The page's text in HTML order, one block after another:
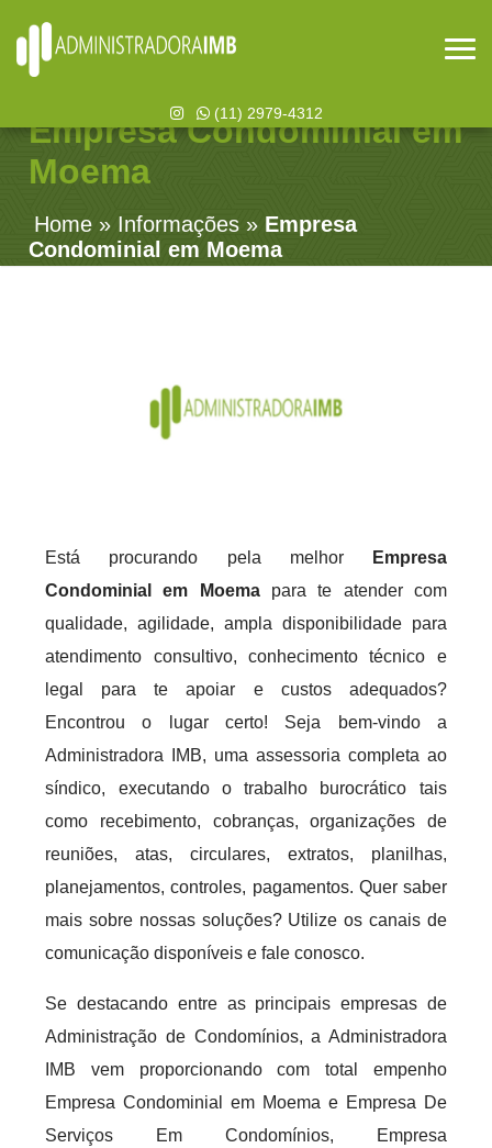
(11) 2979-4312
Empresa Condominial em
Moema
Home » Informações » Empresa
Condominial em Moema
Está procurando pela melhor
Empresa
Condominial em Moemapara te atender com
qualidade, agilidade, ampla disponibilidade para
atendimento consultivo, conhecimento técnico e
legal para te apoiar e custos adequados?
Encontrou o lugar certo! Seja bem-vindo a
Administradora IMB, uma assessoria completa ao
síndico, executando o trabalho burocrático tais
como recebimento, cobranças, organizações de
reuniões, atas, circulares, extratos, planilhas,
planejamentos, controles, pagamentos. Quer saber
mais sobre nossas soluções? Utilize os canais de
comunicação disponíveis e fale conosco.
Se destacando entre as principais empresas de
Administração de Condomínios, a Administradora
IMB vem proporcionando com total empenho
Empresa Condominial em Moema e Empresa De
Serviços Em Condomínios, Empresa